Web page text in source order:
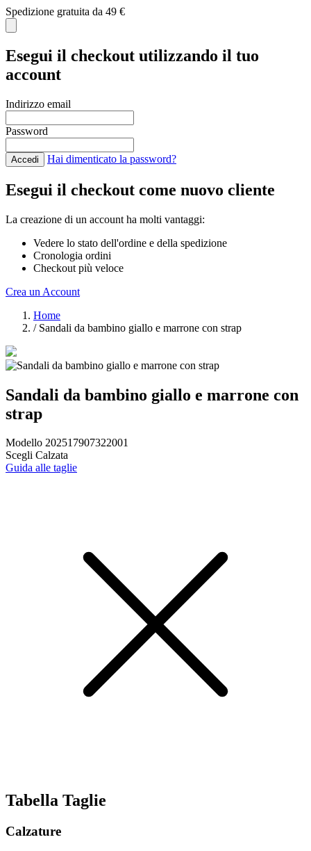
Spedizione gratuita da 49 €
Esegui il checkout utilizzando il tuo
account
Indirizzo email
Password
Accedi Hai dimenticato la password?
Esegui il checkout come nuovo cliente
La creazione di un account ha molti vantaggi:
Vedere lo stato dell'ordine e della spedizione
Cronologia ordini
Checkout più veloce
Crea un Account
Home
/ Sandali da bambino giallo e marrone con strap
Sandali da bambino giallo e marrone con
strap
Modello 202517907322001
Scegli Calzata
Guida alle taglie
Tabella Taglie
Calzature